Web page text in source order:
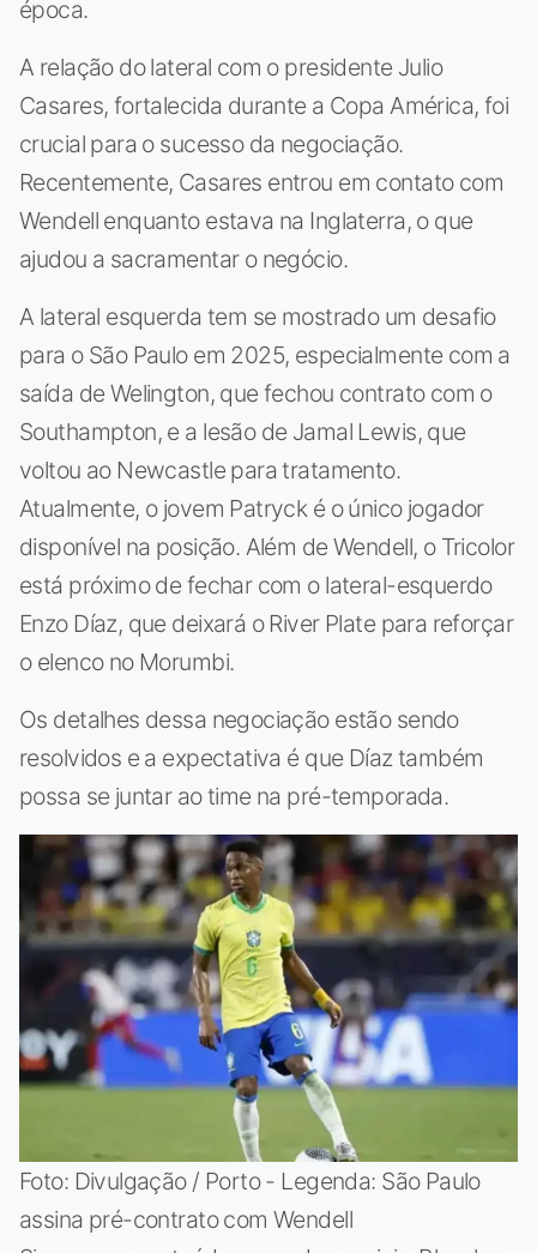
época.
A relação do lateral com o presidente Julio
Casares, fortalecida durante a Copa América, foi
crucial para o sucesso da negociação.
Recentemente, Casares entrou em contato com
Wendell enquanto estava na Inglaterra, o que
ajudou a sacramentar o negócio.
A lateral esquerda tem se mostrado um desafio
para o São Paulo em 2025, especialmente com a
saída de Welington, que fechou contrato com o
Southampton, e a lesão de Jamal Lewis, que
voltou ao Newcastle para tratamento.
Atualmente, o jovem Patryck é o único jogador
disponível na posição. Além de Wendell, o Tricolor
está próximo de fechar com o lateral-esquerdo
Enzo Díaz, que deixará o River Plate para reforçar
o elenco no Morumbi.
Os detalhes dessa negociação estão sendo
resolvidos e a expectativa é que Díaz também
possa se juntar ao time na pré-temporada.
Foto: Divulgação / Porto - Legenda: São Paulo
assina pré-contrato com Wendell